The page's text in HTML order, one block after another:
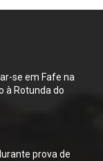
se em Fafe na
à Rotunda do
prova de